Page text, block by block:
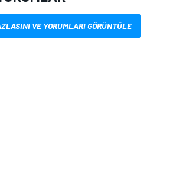
VE YORUMLARI GÖRÜNTÜLE